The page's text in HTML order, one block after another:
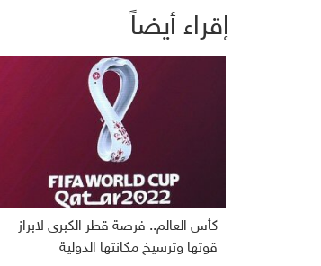
إقراء أيضاً
كأس العالم.. فرصة قطر الكبرى لابراز
قوتها وترسيخ مكانتها الدولية